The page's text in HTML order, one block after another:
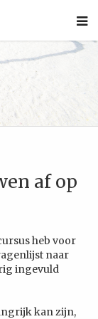
af op
heb voor
naar
ingevuld
kan zijn,